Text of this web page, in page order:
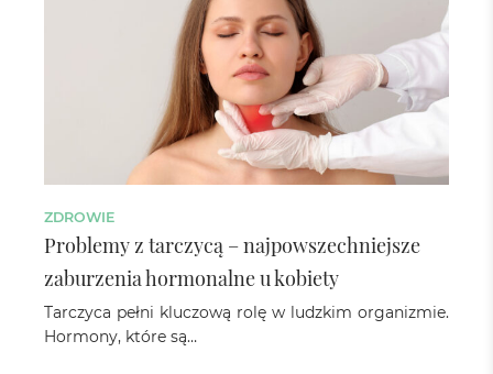
ZDROWIE
Problemy z tarczycą – najpowszechniejsze
zaburzenia hormonalne u kobiety
Tarczyca pełni kluczową rolę w ludzkim organizmie.
Hormony, które są…